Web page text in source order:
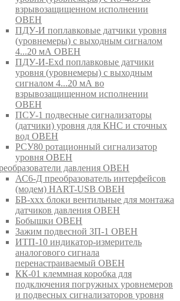
взрывозащищенном исполнении
ОВЕН
ПДУ-И поплавковые датчики уровня
(уровнемеры) с выходным сигналом
4...20 мА ОВЕН
ПДУ-И-Exd поплавковые датчики
уровня (уровнемеры) с выходным
сигналом 4...20 мА во
взрывозащищенном исполнении
ОВЕН
ПСУ-1 подвесные сигнализаторы
(датчики) уровня для КНС и сточных
вод ОВЕН
РСУ80 ротационный сигнализатор
уровня ОВЕН
давления ОВЕН
АС6-Д преобразователь интерфейсов
(модем) HART-USB ОВЕН
БВ-ххх блоки вентильные для монтажа
датчиков давления ОВЕН
Бобышки ОВЕН
Зажим подвесной ЗП-1 ОВЕН
ИТП-10 индикатор-измеритель
аналогового сигнала
перенастраиваемый ОВЕН
КК-01 клеммная коробка для
подключения погружных уровнемеров
и подвесных сигнализаторов уровня